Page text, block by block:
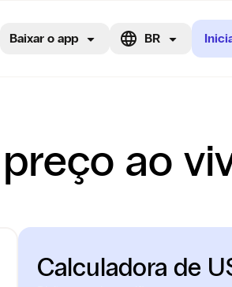
Baixar o app BR
ao
Calculadora de